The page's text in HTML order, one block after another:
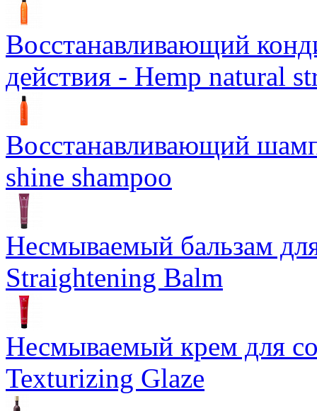
Восстанавливающий
действия - Hemp natural
Восстанавливающий
shine shampoo
Несмываемый бальзам
Straightening Balm
Несмываемый крем для
Texturizing Glaze